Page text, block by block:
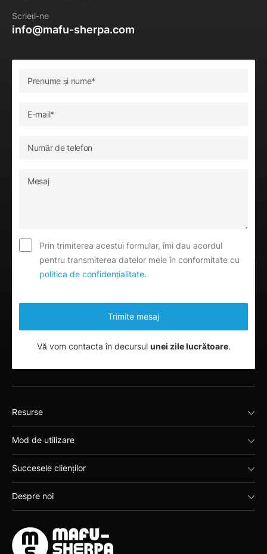
Scrieți-ne
info@mafu-sherpa.com
Prin trimiterea acestui formular, îmi dau acordul
pentru transmiterea datelor mele în conformitate cu
politica de confidențialitate.
Vă vom contacta în decursul unei zile lucrătoare.
Resurse
Mod de utilizare
Succesele clienților
Despre noi